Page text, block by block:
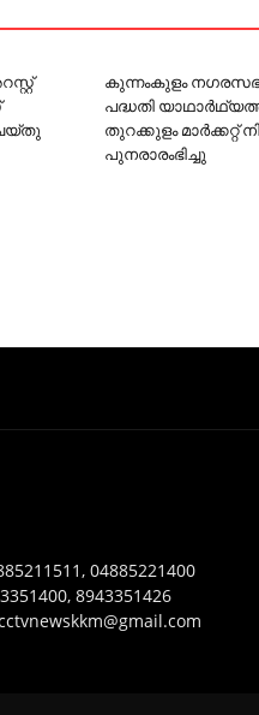
കുന്നംകുളം
പദ്ധതി
തുറക്കുളം മാര്‍ക്കറ്റ്
പുനരാരംഭിച്ചു
04885221400
8943351426